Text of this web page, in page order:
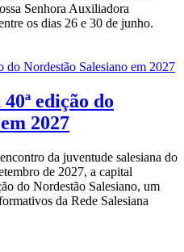
Senhora Auxiliadora
os dias 26 e 30 de junho.
edição do
2027
da juventude salesiana do
de 2027, a capital
do Nordestão Salesiano, um
da Rede Salesiana